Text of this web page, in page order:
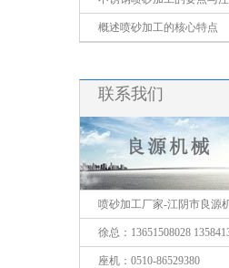
概述喷砂加工的核心特点
联系我们
喷砂加工厂家-江阴市良源
徐总：13651508028
座机：0510-86529380